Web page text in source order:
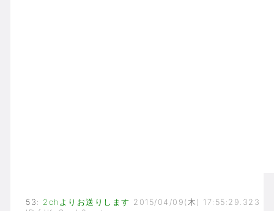
53 : 2chよりお送りします 2015/04/09(木) 17:55:29.323